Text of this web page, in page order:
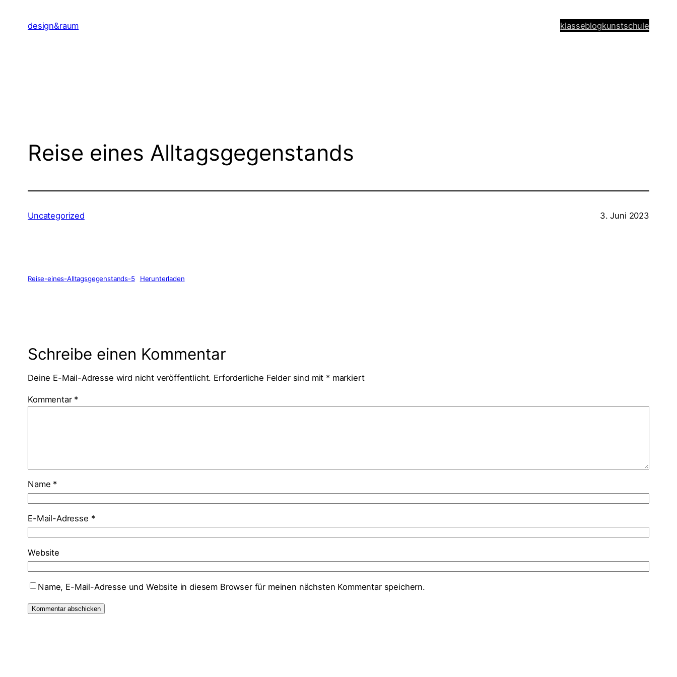
design&raum klasseblogkunstschule
Reise eines Alltagsgegenstands
Uncategorized 3. Juni 2023
Reise-eines-Alltagsgegenstands-5 Herunterladen
Schreibe einen Kommentar
Deine E-Mail-Adresse wird nicht veröffentlicht. Erforderliche Felder sind mit *markiert
Kommentar *
Name *
E-Mail-Adresse *
Website
Name, E-Mail-Adresse und Website in diesem Browser für meinen nächsten Kommentar speichern.